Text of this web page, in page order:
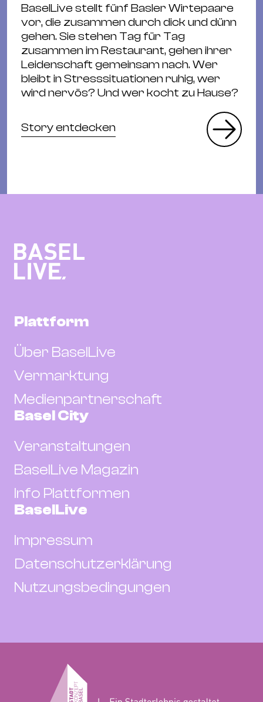
BaselLive stellt fünf Basler Wirtepaare
vor, die zusammen durch dick und dünn
gehen. Sie stehen Tag für Tag
zusammen im Restaurant, gehen ihrer
Leidenschaft gemeinsam nach. Wer
bleibt in Stresssituationen ruhig, wer
wird nervös? Und wer kocht zu Hause?
Story entdecken
Plattform
Über BaselLive
Vermarktung
Medienpartnerschaft
Basel City
Veranstaltungen
BaselLive Magazin
Info Plattformen
BaselLive
Impressum
Datenschutzerklärung
Nutzungsbedingungen